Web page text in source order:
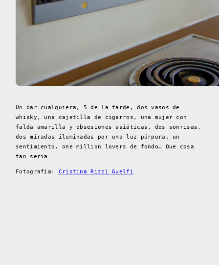
Un bar cualquiera, 5 de la tarde, dos vasos de
whisky, una cajetilla de cigarros, una mujer con
falda amarilla y obsesiones asiáticas, dos sonrisas,
dos miradas iluminadas por una luz púrpura, un
sentimiento, one million lovers de fondo… Que cosa
tan seria
Fotografía: Cristina Rizzi Guelfi